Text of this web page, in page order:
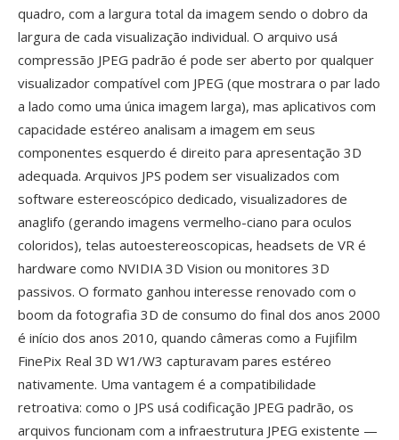
quadro, com a largura total da imagem sendo o dobro da
largura de cada visualização individual. O arquivo usá
compressão JPEG padrão é pode ser aberto por qualquer
visualizador compatível com JPEG (que mostrara o par lado
a lado como uma única imagem larga), mas aplicativos com
capacidade estéreo analisam a imagem em seus
componentes esquerdo é direito para apresentação 3D
adequada. Arquivos JPS podem ser visualizados com
software estereoscópico dedicado, visualizadores de
anaglifo (gerando imagens vermelho-ciano para oculos
coloridos), telas autoestereoscopicas, headsets de VR é
hardware como NVIDIA 3D Vision ou monitores 3D
passivos. O formato ganhou interesse renovado com o
boom da fotografia 3D de consumo do final dos anos 2000
é início dos anos 2010, quando câmeras como a Fujifilm
FinePix Real 3D W1/W3 capturavam pares estéreo
nativamente. Uma vantagem é a compatibilidade
retroativa: como o JPS usá codificação JPEG padrão, os
arquivos funcionam com a infraestrutura JPEG existente —